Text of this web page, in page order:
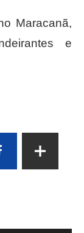
Maracanã,
e